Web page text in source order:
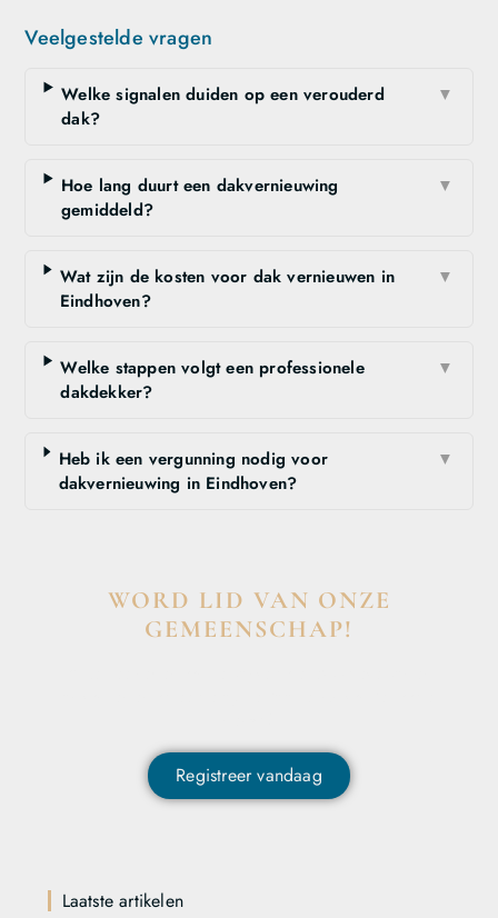
Veelgestelde vragen
Welke signalen duiden op een verouderd
dak?
▼
Hoe lang duurt een dakvernieuwing
gemiddeld?
▼
Wat zijn de kosten voor dak vernieuwen in
Eindhoven?
▼
Welke stappen volgt een professionele
dakdekker?
▼
Heb ik een vergunning nodig voor
dakvernieuwing in Eindhoven?
▼
WORD LID VAN ONZE
GEMEENSCHAP!
Registreer vandaag
Laatste artikelen